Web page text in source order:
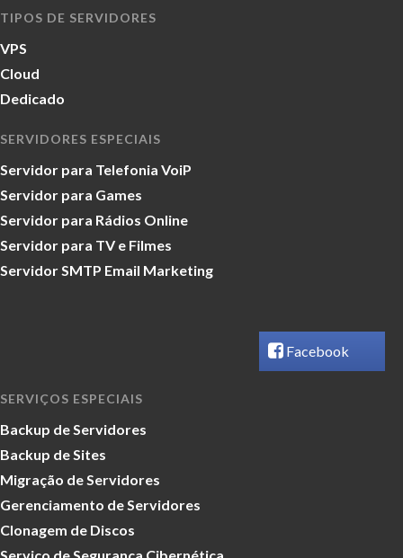
TIPOS DE SERVIDORES
VPS
Cloud
Dedicado
SERVIDORES ESPECIAIS
Servidor para Telefonia VoiP
Servidor para Games
Servidor para Rádios Online
Servidor para TV e Filmes
Servidor SMTP Email Marketing
Facebook
SERVIÇOS ESPECIAIS
Backup de Servidores
Backup de Sites
Migração de Servidores
Gerenciamento de Servidores
Clonagem de Discos